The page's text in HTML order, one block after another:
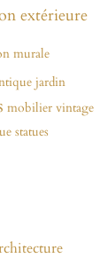
extérieure
murale
jardin
mobilier vintage
statues